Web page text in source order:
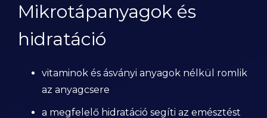
Mikrotápanyagok és
hidratáció
vitaminok és ásványi anyagok nélkül romlik
az anyagcsere
a megfelelő hidratáció segíti az emésztést